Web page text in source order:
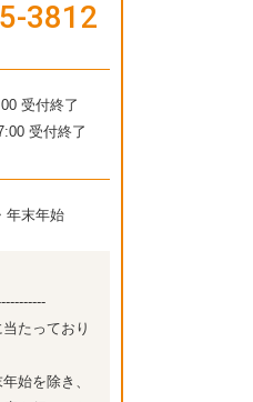
3812
受付終了
受付終了
年末年始
たっており
始を除き、